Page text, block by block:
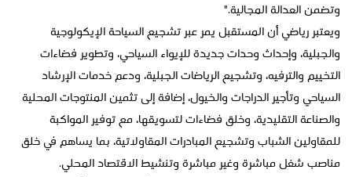
وتضمن العدالة المجالية."
ويعتبر رياضي أن المستقبل يمر عبر تشجيع السياحة الإيكولوجية
والجبلية، وإحداث وحدات جديدة للإيواء السياحي، وتطوير فضاءات
التخييم والترفيه، وتشجيع الرياضات الجبلية، ودعم خدمات الإرشاد
السياحي وتأجير الدراجات والخيول، إضافة إلى تثمين المنتوجات المحلية
والصناعة التقليدية، وخلق فضاءات لتسويقها، مع توفير المواكبة
للمقاولين الشباب وتشجيع المبادرات المقاولاتية، بما يساهم في خلق
مناصب شغل مباشرة وغير مباشرة وتنشيط الاقتصاد المحلي.